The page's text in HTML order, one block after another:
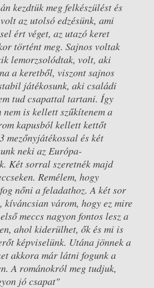
kezdtük meg felkészülést és
az utolsó edzésünk, ami
ért véget, az utazó keret
történt meg. Sajnos voltak
lemorzsolódtak, volt, aki
a keretből, viszont sajnos
játékosunk, aki családi
tud csapattal tartani. Így
nem is kellett szűkítenem a
kapusból kellett kettőt
mezőnyjátékossal és két
neki az Európa-
Két sorral szeretnék majd
Remélem, hogy
nőni a feladathoz. A két sor
kíváncsian várom, hogy ez mire
meccs nagyon fontos lesz a
ahol kiderülhet, ők és mi is
képviselünk. Utána jönnek a
akkora már látni fogunk a
A románokról meg tudjuk,
jó csapat"